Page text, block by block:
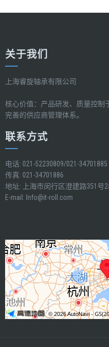
关于我们
上海睿旋轴承有限公司
核心价值：产品研发、质量控制
完善的供应商管理体系。
联系方式
电话: 021-52230809/021-34701885
传真: 021-34701886
地址: 上海市闵行区澄建路351号2
E-mail: Info@it-roll.com